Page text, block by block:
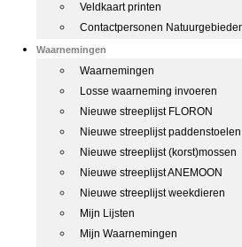
Veldkaart printen
Contactpersonen
Waarnemingen
Waarnemingen
Losse waarneming invoeren
Nieuwe streeplijst FLORON
Nieuwe streeplijst paddenstoelen
Nieuwe streeplijst (korst)mossen
Nieuwe streeplijst ANEMOON
Nieuwe streeplijst weekdieren
Mijn Lijsten
Mijn Waarnemingen